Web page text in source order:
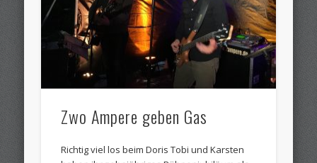
Zwo Ampere geben Gas
Richtig viel los beim Doris Tobi und Karsten